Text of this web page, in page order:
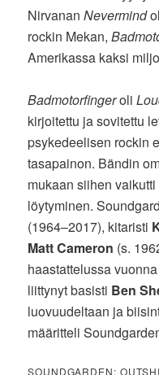
NirvananNevermind
rockin Mekan,
Amerikassa kaksi
Badmotorfingeroli
kirjoitettu ja sovitettu
psykedeelisen rockin
tasapainon. Bändin
mukaan siihen
löytyminen.
(1964–2017), kitaristi
Matt Cameron (s.
haastattelussa
liittynyt basisti Ben
luovuudeltaan ja
määritteli
SOUNDGARDEN: